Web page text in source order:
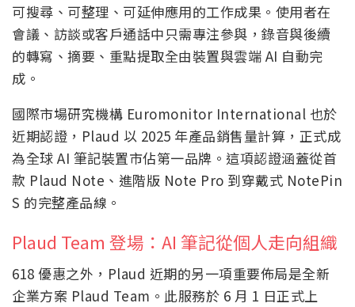
可搜尋、可整理、可延伸應用的工作成果。使用者在
會議、訪談或客戶通話中只需專注參與，錄音與後續
的轉寫、摘要、重點提取全由裝置與雲端 AI 自動完
成。
國際市場研究機構 Euromonitor International 也於
近期認證，Plaud 以 2025 年產品銷售量計算，正式成
為全球 AI 筆記裝置市佔第一品牌。這項認證涵蓋從首
款 Plaud Note、進階版 Note Pro 到穿戴式 NotePin
S 的完整產品線。
Plaud Team 登場：AI 筆記從個人走向組織
618 優惠之外，Plaud 近期的另一項重要佈局是全新
企業方案 Plaud Team。此服務於 6 月 1 日正式上